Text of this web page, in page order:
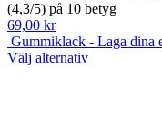
(4,3/5) på 10 betyg
69,00 kr
Gummiklack - Laga dina
Välj alternativ